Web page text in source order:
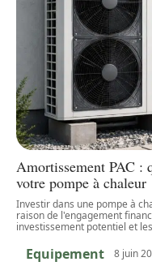
Amortissement PAC :
votre pompe à chaleur
Investir dans une pompe à
raison de l'engagement
investissement potentiel et les
Equipement 8 juin